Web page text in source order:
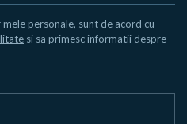
personale, sunt de acord cu
si sa primesc informatii despre